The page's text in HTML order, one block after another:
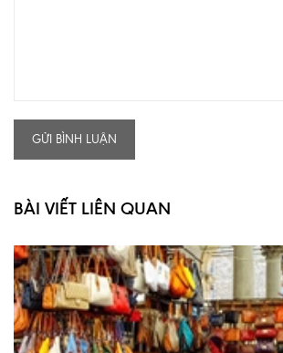
GỬI BÌNH LUẬN
BÀI VIẾT LIÊN QUAN